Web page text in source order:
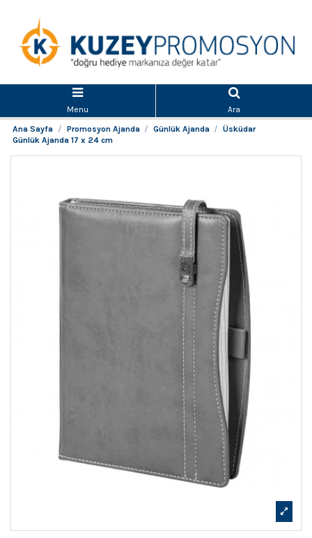
Menu
Ara
Ana Sayfa
Promosyon Ajanda Günlük Ajanda
Üsküdar
Günlük Ajanda 17 x 24 cm